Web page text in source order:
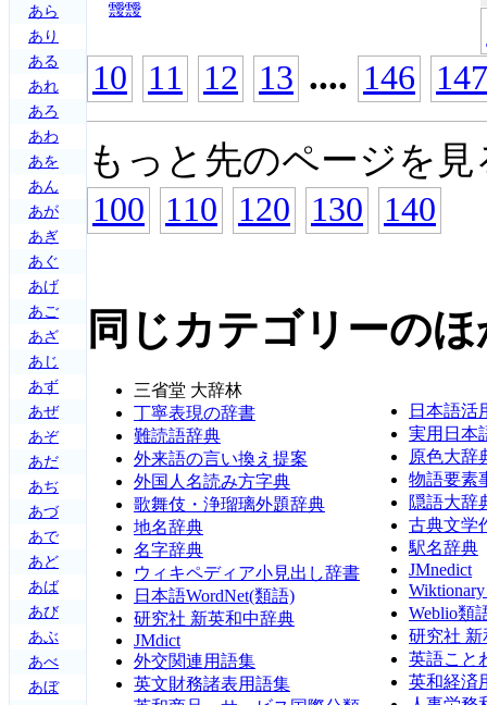
あら
あり
ある
あれ
あろ
あわ
あを
あん
あが
あぎ
あぐ
あげ
あご
あざ
あじ
あず
あぜ
あぞ
あだ
あぢ
あづ
あで
あど
あば
あび
あぶ
あべ
あぼ
靉靉
10
11 12 13 .... 146 147
もっと先のページを見
100 110 120 130 140
同じカテゴリーの
三省堂 大辞林
丁寧表現の辞書
難読語辞典
外来語の言い換え提案
外国人名読み方字典
歌舞伎・浄瑠璃外題辞典
地名辞典
名字辞典
ウィキペディア小見出し辞書
日本語WordNet(類語)
研究社 新英和中辞典
JMdict
外交関連用語集
英文財務諸表用語集
日本語活
実用日本
原色大辞
物語要素
隠語大辞
古典文学
駅名辞典
JMnedict
Weblio類
研究社
英語こと
英和経済